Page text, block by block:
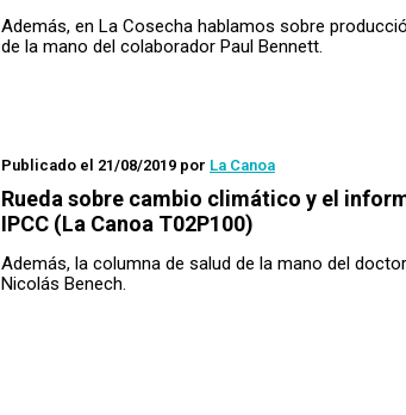
Además, en La Cosecha hablamos sobre
de la mano del colaborador Paul Bennett.
Publicado el 21/08/2019 por La Canoa
Rueda sobre cambio climático y el
IPCC (La Canoa T02P100)
Además, la columna de salud de la mano del
Nicolás Benech.